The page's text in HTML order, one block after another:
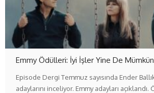
Emmy Ödülleri: İyi İşler Yine De Mümkün
Episode Dergi Temmuz sayısında Ender
adaylarını inceliyor. Emmy adayları